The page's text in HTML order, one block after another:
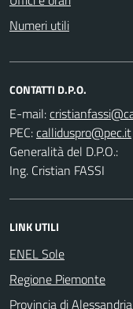
Numeri utili
CONTATTI D.P.O.
E-mail:
PEC:
Generalità del D.P.O.:
Ing. Cristian FASSI
LINK UTILI
ENEL Sole
Regione Piemonte
Provincia di Alessandria